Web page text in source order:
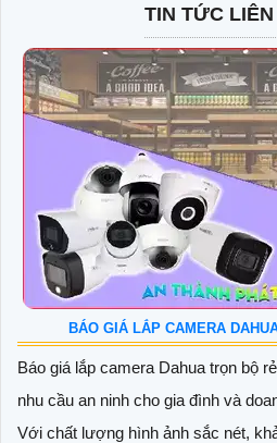
TIN TỨC
BÁO GIÁ LẮP CAMERA
Báo giá lắp camera Dahua trọn bộ
nhu cầu an ninh cho gia đình và
Với chất lượng hình ảnh sắc nét,